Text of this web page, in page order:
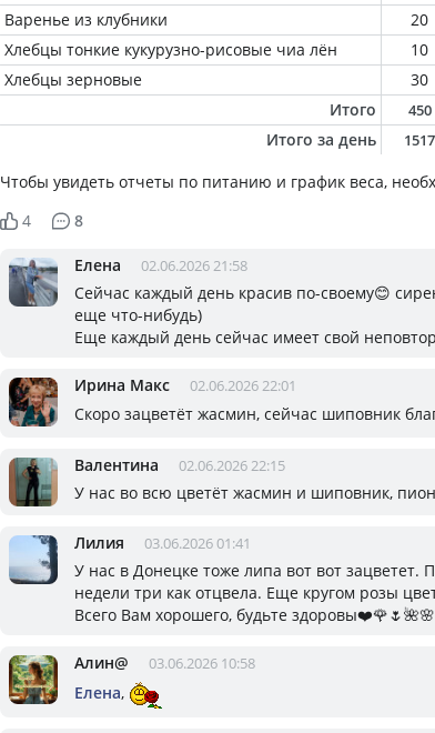
Варенье из клубники
20
Хлебцы тонкие кукурузно-рисовые чиа лён
10
Хлебцы зерновые
30
Итого
450
Итого за день 1517
Чтобы увидеть отчеты по питанию и график веса,
4
8
Елена 02.06.2026 21:58
Сейчас каждый день красив по-своему😊
еще что-нибудь)
Еще каждый день сейчас имеет свой
Ирина Макс 02.06.2026 22:01
Скоро зацветёт жасмин, сейчас шиповник
Валентина 02.06.2026 22:15
У нас во всю цветёт жасмин и шиповник,
Лилия 03.06.2026 01:41
У нас в Донецке тоже липа вот вот
недели три как отцвела. Еще кругом розы
Всего Вам хорошего, будьте здоровы❤️🌹🌷🌺🌸
Алин@ 03.06.2026 10:58
Елена,